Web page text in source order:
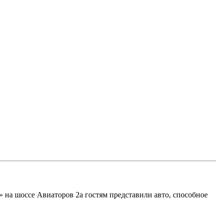
шоссе Авиаторов 2а гостям представили авто, способное